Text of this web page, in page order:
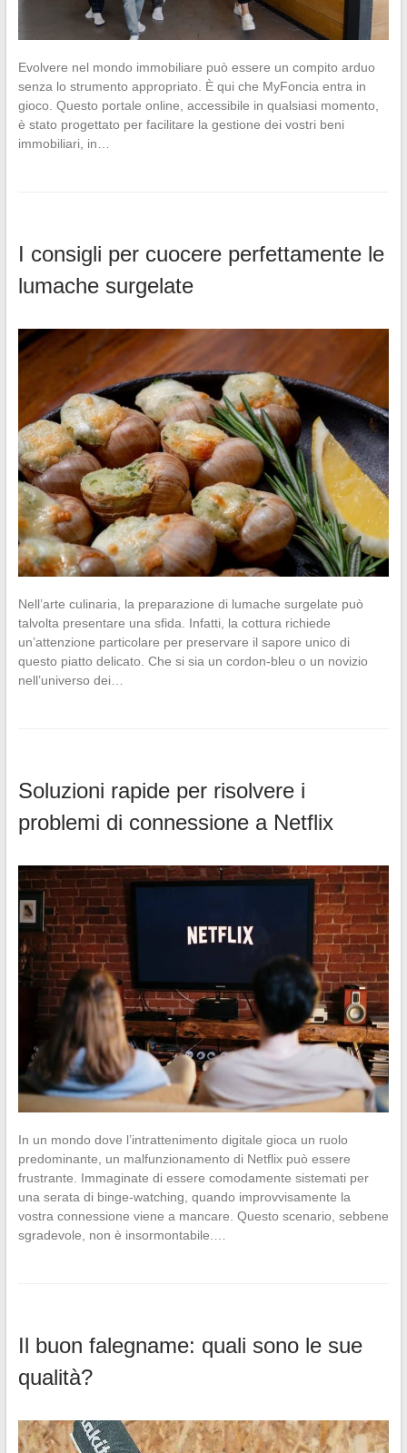
Evolvere nel mondo immobiliare può essere un compito arduo
senza lo strumento appropriato. È qui che MyFoncia entra in
gioco. Questo portale online, accessibile in qualsiasi momento,
è stato progettato per facilitare la gestione dei vostri beni
immobiliari, in…
I consigli per cuocere perfettamente le
lumache surgelate
Nell’arte culinaria, la preparazione di lumache surgelate può
talvolta presentare una sfida. Infatti, la cottura richiede
un’attenzione particolare per preservare il sapore unico di
questo piatto delicato. Che si sia un cordon-bleu o un novizio
nell’universo dei…
Soluzioni rapide per risolvere i
problemi di connessione a Netflix
In un mondo dove l’intrattenimento digitale gioca un ruolo
predominante, un malfunzionamento di Netflix può essere
frustrante. Immaginate di essere comodamente sistemati per
una serata di binge-watching, quando improvvisamente la
vostra connessione viene a mancare. Questo scenario, sebbene
sgradevole, non è insormontabile.…
Il buon falegname: quali sono le sue
qualità?